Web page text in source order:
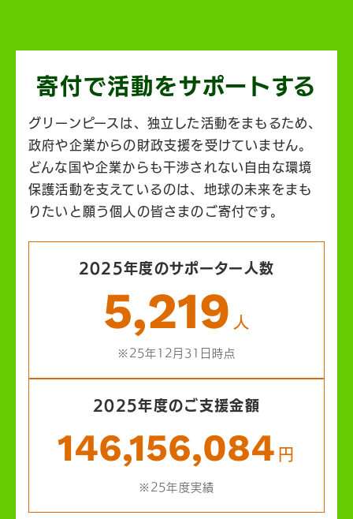
寄付で活動をサポートする
グリーンピースは、独立した活動をまもるため、
政府や企業からの財政支援を受けていません。
どんな国や企業からも干渉されない自由な環境
保護活動を支えているのは、地球の未来をまも
りたいと願う個人の皆さまのご寄付です。
2025年度のサポーター人数
5,219 人
※25年12月31日時点
2025年度のご支援金額
146,156,084 円
※25年度実績